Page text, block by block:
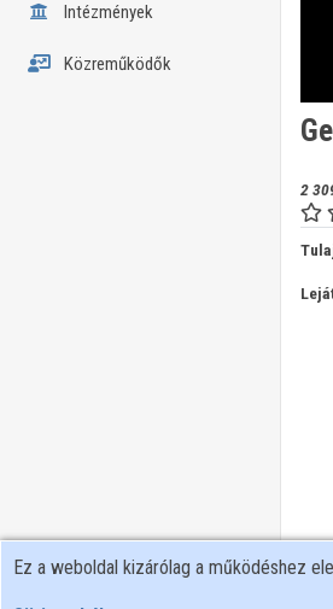
Intézmények
Közreműködők
2
Ez a weboldal kizárólag a működéshez